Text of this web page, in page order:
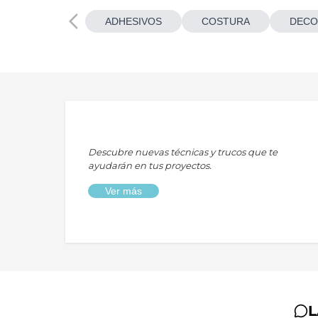
ADHESIVOS COSTURA
Descubre nuevas técnicas y trucos que te
ayudarán en tus proyectos.
Ver más